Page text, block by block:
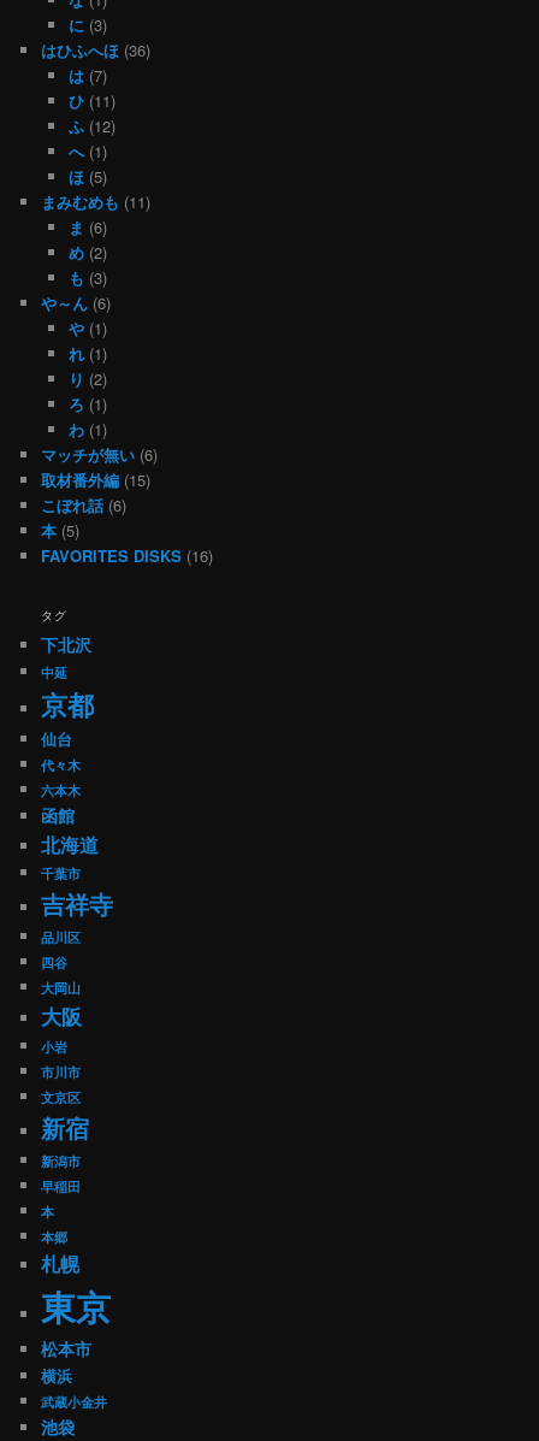
に(3)
はひふへほ (36)
は(7)
ひ(11)
ふ(12)
へ(1)
ほ(5)
まみむめも (11)
ま (6)
め(2)
も (3)
や～ん (6)
や(1)
れ(1)
り (2)
ろ (1)
わ(1)
マッチが無い (6)
取材番外編 (15)
こぼれ話 (6)
本 (5)
FAVORITES DISKS (16)
タグ
下北沢
中延
京都
仙台
代々木
六本木
函館
北海道
千葉市
吉祥寺
品川区
四谷
大岡山
大阪
小岩
市川市
文京区
新宿
新潟市
早稲田
本
本郷
札幌
東京
松本市
横浜
武蔵小金井
池袋